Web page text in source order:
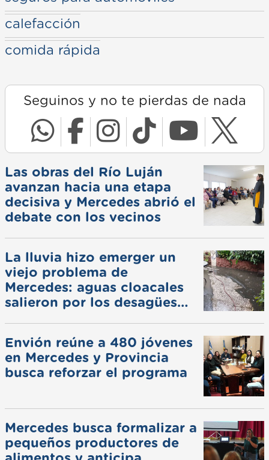
calefacción
comida rápida
Seguinos y no te pierdas de nada
Las obras del Río Luján
avanzan hacia una etapa
decisiva y Mercedes abrió el
debate con los vecinos
La lluvia hizo emerger un
viejo problema de
Mercedes: aguas cloacales
salieron por los desagües
Envión reúne a 480 jóvenes
en Mercedes y Provincia
busca reforzar el programa
Mercedes busca formalizar a
pequeños productores de